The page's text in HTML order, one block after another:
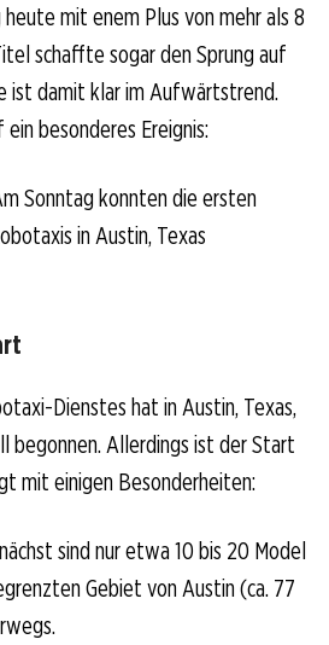
mit enem Plus von mehr als 8
schaffte sogar den Sprung auf
ist damit klar im Aufwärtstrend.
besonderes Ereignis:
Sonntag konnten die ersten
in Austin, Texas
Dienstes hat in Austin, Texas,
begonnen. Allerdings ist der Start
mit einigen Besonderheiten:
sind nur etwa 10 bis 20 Model
Gebiet von Austin (ca. 77